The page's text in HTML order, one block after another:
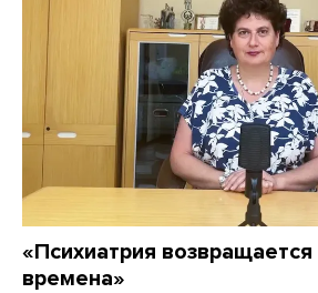
«Психиатрия
времена»